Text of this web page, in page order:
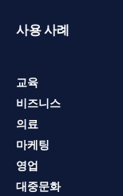
사용 사례
교육
비즈니스
의료
마케팅
영업
대중문화